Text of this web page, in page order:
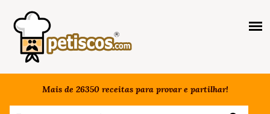
Mais de 26350 receitas para provar e partilhar!